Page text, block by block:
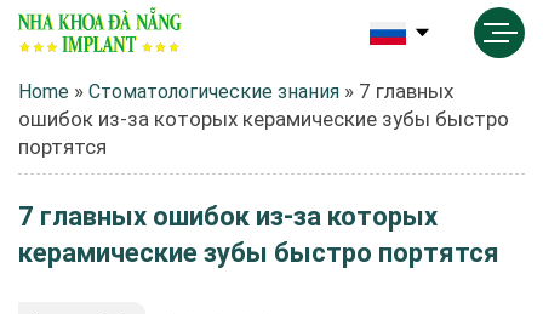
Home » Стоматологические знания » 7 главных
ошибок из-за которых керамические зубы быстро
портятся
7 главных ошибок из-за которых
керамические зубы быстро портятся